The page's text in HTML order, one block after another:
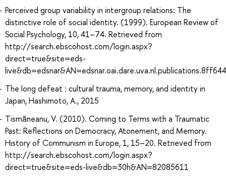
Perceived group variability in intergroup relations: The
distinctive role of social identity. (1999). European Review of
Social Psychology, 10, 41–74. Retrieved from
http://search.ebscohost.com/login.aspx?
direct=true&site=eds-
The long defeat : cultural trauma, memory, and identity in
Japan, Hashimoto, A., 2015
Tismăneanu, V. (2010). Coming to Terms with a Traumatic
Past: Reflections on Democracy, Atonement, and Memory.
History of Communism in Europe, 1, 15–20. Retrieved from
http://search.ebscohost.com/login.aspx?
direct=true&site=eds-live&db=30h&AN=82085611